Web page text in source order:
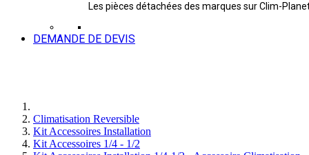
Les pièces détachées des marques sur Clim-
DEMANDE DE DEVIS
Climatisation Reversible
Kit Accessoires Installation
Kit Accessoires 1/4 - 1/2